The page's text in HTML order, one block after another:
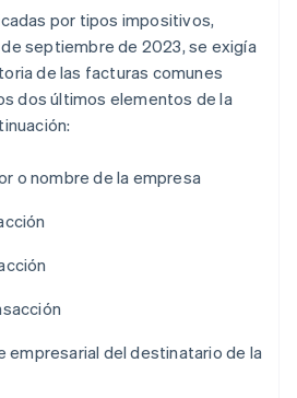
por tipos impositivos,
septiembre de 2023, se exigía
de las facturas comunes
dos últimos elementos de la
o nombre de la empresa
empresarial del destinatario de la